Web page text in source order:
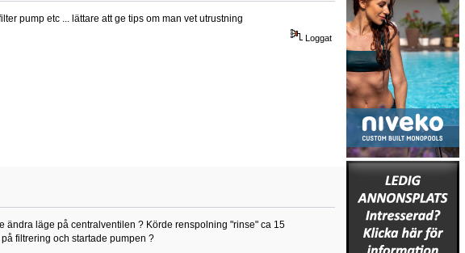
pump etc ... lättare att ge tips om man vet utrustning
Loggat
läge på centralventilen ? Körde renspolning "rinse" ca 15
filtrering och startade pumpen ?